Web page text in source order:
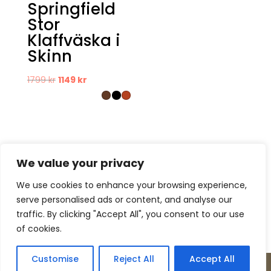
We value your privacy
We use cookies to enhance your browsing experience,
serve personalised ads or content, and analyse our
traffic. By clicking "Accept All", you consent to our use
of cookies.
Customise Reject All Accept All
Springfield
Stor
Klaffväska i
Skinn
1799kr Det
ursprungliga
1149 krDet
nuvarande
Kontakt Om oss
Köpvillkor
Retur – Reklamation
GDPR & Cookies
Copyright © Incase Innovation 2026